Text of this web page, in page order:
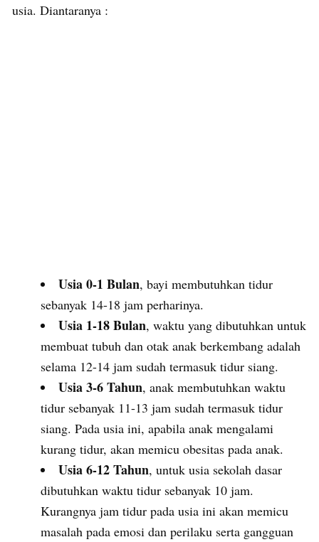
usia. Diantaranya :
Usia 0-1 Bulan, bayi membutuhkan tidur
sebanyak 14-18 jam perharinya.
Usia 1-18 Bulan, waktu yang dibutuhkan untuk
membuat tubuh dan otak anak berkembang adalah
selama 12-14 jam sudah termasuk tidur siang.
Usia 3-6 Tahun, anak membutuhkan waktu
tidur sebanyak 11-13 jam sudah termasuk tidur
siang. Pada usia ini, apabila anak mengalami
kurang tidur, akan memicu obesitas pada anak.
Usia 6-12 Tahun, untuk usia sekolah dasar
dibutuhkan waktu tidur sebanyak 10 jam.
Kurangnya jam tidur pada usia ini akan memicu
masalah pada emosi dan perilaku serta gangguan